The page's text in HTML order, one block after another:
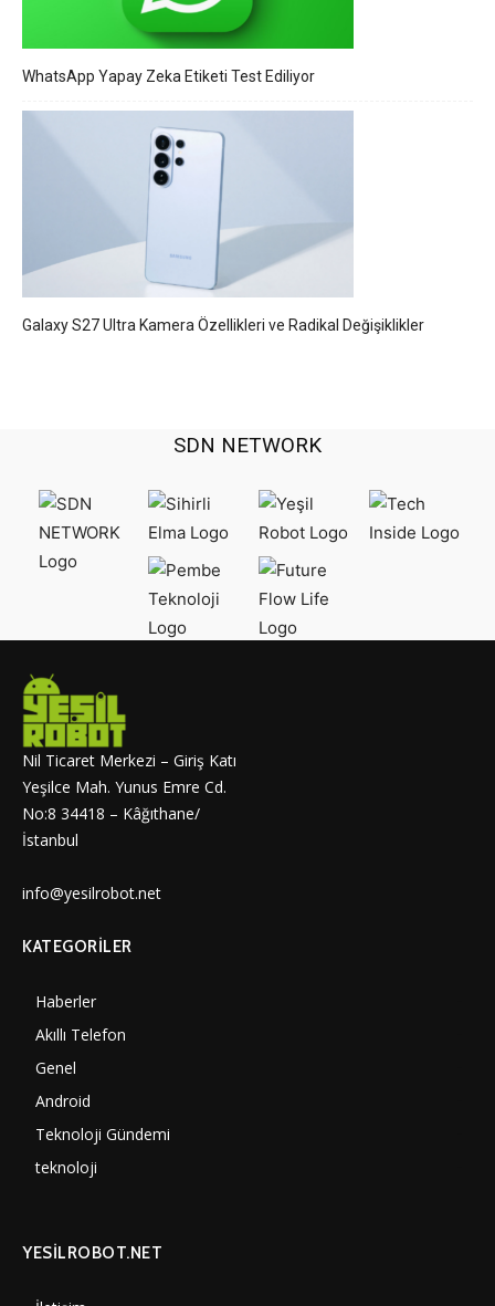
WhatsApp Yapay Zeka Etiketi Test Ediliyor
Galaxy S27 Ultra Kamera Özellikleri ve Radikal Değişiklikler
SDN NETWORK
Nil Ticaret Merkezi – Giriş Katı
Yeşilce Mah. Yunus Emre Cd.
No:8 34418 – Kâğıthane/
İstanbul
info@yesilrobot.net
KATEGORILER
Haberler
Akıllı Telefon
Genel
Android
Teknoloji Gündemi
teknoloji
YESİLROBOT.NET